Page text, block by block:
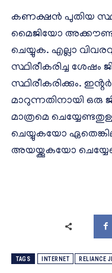
കണക്ഷൻ പുതിയ
മൈജിയോ അ‌ക്കൗണ്ട്
ചെയ്യുക. എല്ലാ
സ്ഥിരീകരിച്ച
സ്ഥിരീകരിക്കും.
മാറുന്നതിനായി
മാത്രമെ
ചെയ്യുകയോ
അയയ്ക്കുകയോ
TAGS INTERNET RELIANCE